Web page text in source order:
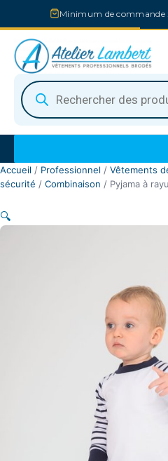
au
contenu
Minimum de
Recherche
de
produits
Accueil / Professionnel / Vêtements
sécurité / Combinaison / Pyjama à
🔍